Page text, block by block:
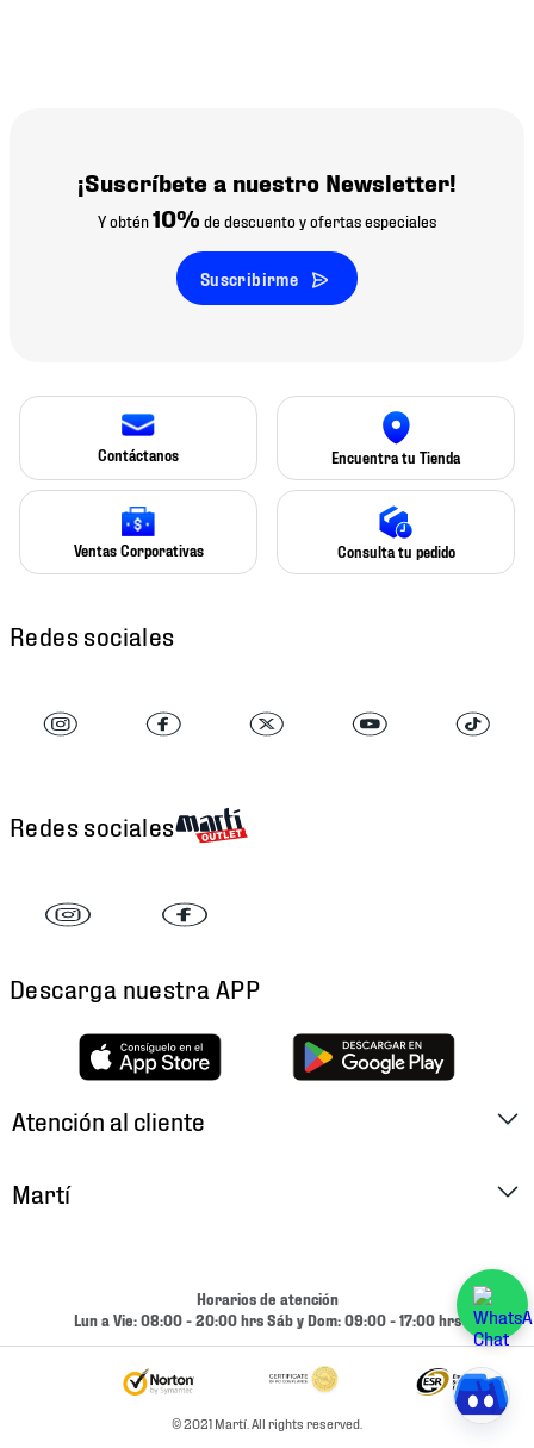
¡Suscríbete a nuestro Newsletter!
Y obtén10% de descuento y ofertas especiales
Suscribirme
Contáctanos Encuentra tu Tienda
Ventas Corporativas Consulta tu pedido
Redes sociales
Redes sociales
Descarga nuestra APP
Atención al cliente
Cambios y Devoluciones
Condiciones de Entrega
Martí
Términos y Condiciones
Horarios de atención
Lun a Vie: 08:00 - 20:00 hrs Sáb y Dom: 09:00 - 17:00 hrs
© 2021 Martí. All rights reserved.